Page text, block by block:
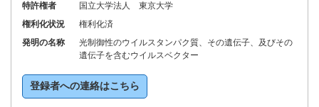
特許権者
国立大学法人 東京大学
権利化状況
権利化済
発明の名称
光制御性のウイルスタンパク質、その遺伝子、及びその
遺伝子を含むウイルスベクター
登録者への連絡はこちら